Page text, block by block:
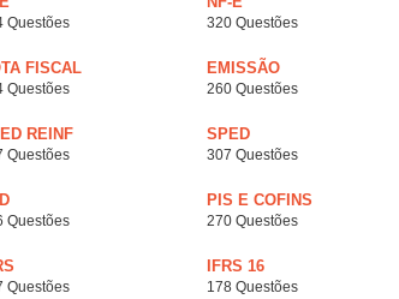
Questões 320 Questões
FISCAL
Questões
EMISSÃO
260 Questões
REINF
Questões
SPED
307 Questões
Questões
PIS E COFINS
270 Questões
Questões
IFRS 16
178 Questões